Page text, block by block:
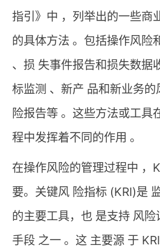
指引》中 ，列举出的一些商
的具体方法 。包括操作风险
、损 失事件报告和损失数据
标监测 、新产 品和新业务
险报告等 。这些方法或工具
程中发挥着不同的作用 。
在操作风险的管理过程中 ，
要。关键风 险指标 (KRI)是
的主要工具，也 是支持 风
手段 之一 。这 主要源 于